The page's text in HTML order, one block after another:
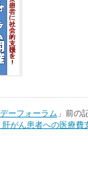
ーフォーラム 」前
がん患者への医療費